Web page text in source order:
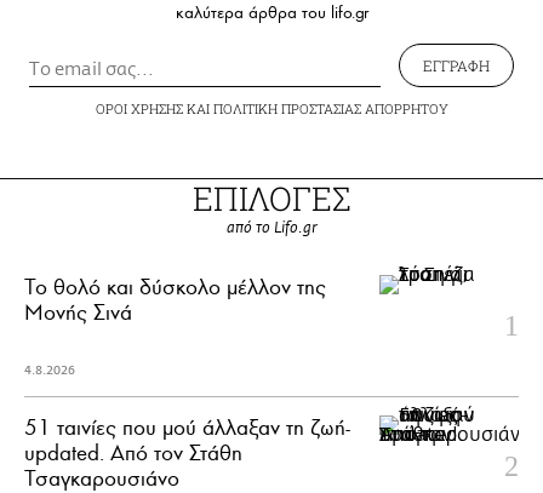
καλύτερα άρθρα του lifo.gr
ΕΓΓΡΑΦΗ
ΟΡΟΙ ΧΡΗΣΗΣΚΑΙ ΠΟΛΙΤΙΚΗ ΠΡΟΣΤΑΣΙΑΣ ΑΠΟΡΡΗΤΟΥ
ΕΠΙΛΟΓΕΣ
από το Lifo.gr
Το θολό και δύσκολο μέλλον της
Μονής Σινά
4.8.2026
51 ταινίες που μού άλλαξαν τη ζωή-
updated. Aπό τον Στάθη
Τσαγκαρουσιάνο